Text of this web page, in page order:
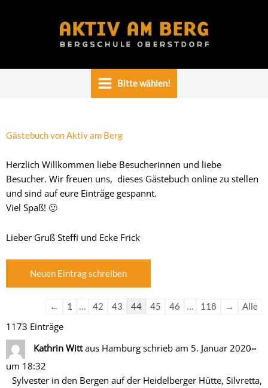
Bitte wählen!
Gästebuch von Aktiv am Berg
Herzlich Willkommen liebe Besucherinnen und liebe
Besucher. Wir freuen uns, dieses Gästebuch online zu stellen
und sind auf eure Einträge gespannt.
Viel Spaß! 🙂
Lieber Gruß Steffi und Ecke Frick
← 1 … 42 43 44 45 46 … 118 → Alle
1173 Einträge
Kathrin Wittaus Hamburg schrieb am 5. Januar 2020
um 18:32
Sylvester in den Bergen auf der Heidelberger Hütte, Silvretta,
…